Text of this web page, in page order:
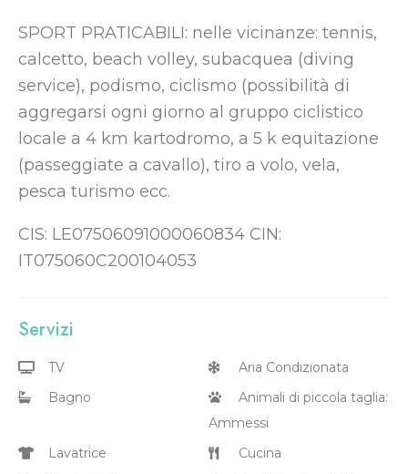
SPORT PRATICABILI: nelle vicinanze: tennis,
calcetto, beach volley, subacquea (diving
service), podismo, ciclismo (possibilità di
aggregarsi ogni giorno al gruppo ciclistico
locale a 4 km kartodromo, a 5 k equitazione
(passeggiate a cavallo), tiro a volo, vela,
pesca turismo ecc.
CIS: LE07506091000060834 CIN:
IT075060C200104053
Servizi
TV
Aria Condizionata
Bagno
Animali di piccola taglia:
Ammessi
Lavatrice
Cucina